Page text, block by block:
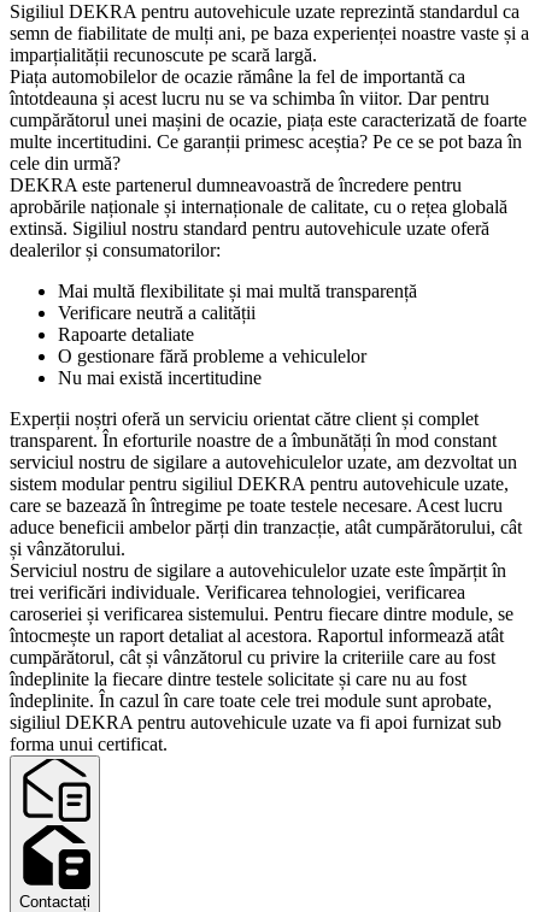
Sigiliul DEKRA pentru autovehicule uzate reprezintă standardul ca
semn de fiabilitate de mulți ani, pe baza experienței noastre vaste și a
imparțialității recunoscute pe scară largă.
Piața automobilelor de ocazie rămâne la fel de importantă ca
întotdeauna și acest lucru nu se va schimba în viitor. Dar pentru
cumpărătorul unei mașini de ocazie, piața este caracterizată de foarte
multe incertitudini. Ce garanții primesc aceștia? Pe ce se pot baza în
cele din urmă?
DEKRA este partenerul dumneavoastră de încredere pentru
aprobările naționale și internaționale de calitate, cu o rețea globală
extinsă. Sigiliul nostru standard pentru autovehicule uzate oferă
dealerilor și consumatorilor:
Mai multă flexibilitate și mai multă transparență
Verificare neutră a calității
Rapoarte detaliate
O gestionare fără probleme a vehiculelor
Nu mai există incertitudine
Experții noștri oferă un serviciu orientat către client și complet
transparent. În eforturile noastre de a îmbunătăți în mod constant
serviciul nostru de sigilare a autovehiculelor uzate, am dezvoltat un
sistem modular pentru sigiliul DEKRA pentru autovehicule uzate,
care se bazează în întregime pe toate testele necesare. Acest lucru
aduce beneficii ambelor părți din tranzacție, atât cumpărătorului, cât
și vânzătorului.
Serviciul nostru de sigilare a autovehiculelor uzate este împărțit în
trei verificări individuale. Verificarea tehnologiei, verificarea
caroseriei și verificarea sistemului. Pentru fiecare dintre module, se
întocmește un raport detaliat al acestora. Raportul informează atât
cumpărătorul, cât și vânzătorul cu privire la criteriile care au fost
îndeplinite la fiecare dintre testele solicitate și care nu au fost
îndeplinite. În cazul în care toate cele trei module sunt aprobate,
sigiliul DEKRA pentru autovehicule uzate va fi apoi furnizat sub
forma unui certificat.
Contactați